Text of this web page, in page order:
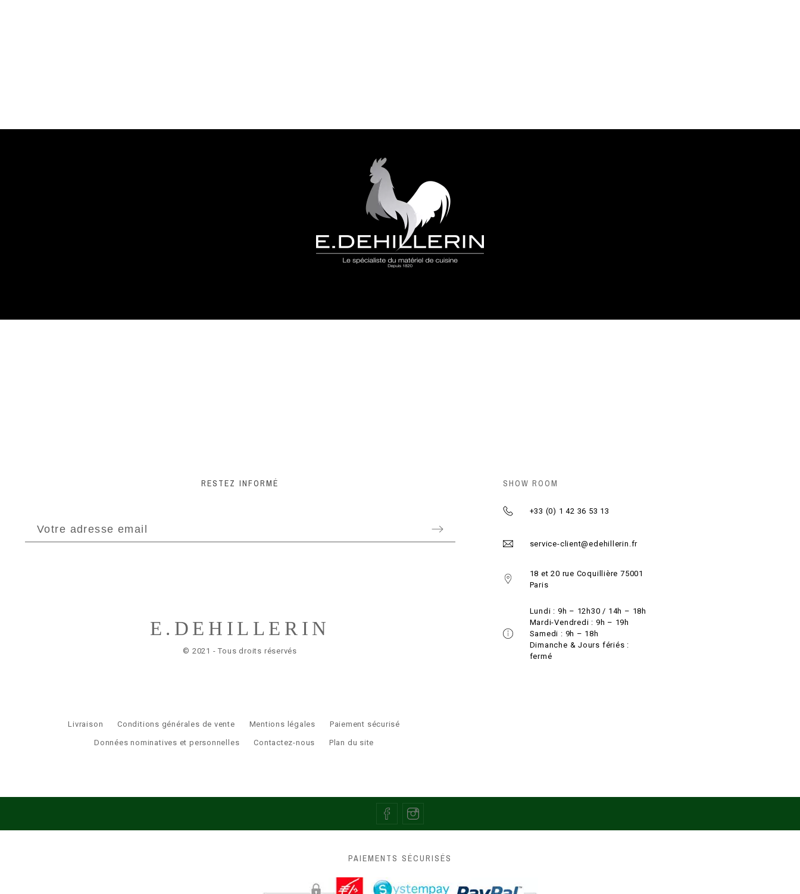
RESTEZ INFORMÉ
E.DEHILLERIN
© 2021 - Tous droits réservés
Livraison Conditions générales de vente Mentions légales Paiement sécurisé
Données nominatives et personnelles Contactez-nous Plan du site
SHOW ROOM
+33 (0) 1 42 36 53 13
service-client@edehillerin.fr
18 et 20 rue Coquillière 75001
Paris
Lundi : 9h – 12h30 / 14h – 18h
Mardi-Vendredi : 9h – 19h
Samedi : 9h – 18h
Dimanche & Jours fériés :
fermé
PAIEMENTS SÉCURISÉS